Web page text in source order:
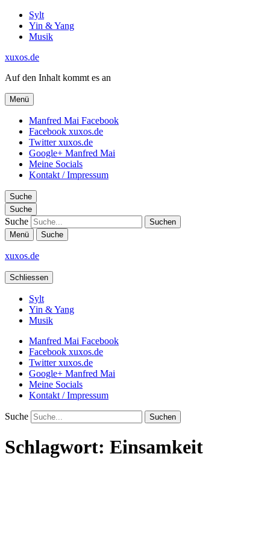
Sylt
Yin & Yang
Musik
xuxos.de
Auf den Inhalt kommt es an
Menü
Manfred Mai Facebook
Facebook xuxos.de
Twitter xuxos.de
Google+ Manfred Mai
Meine Socials
Kontakt / Impressum
Suche
Suche
Suche
Menü Suche
xuxos.de
Schliessen
Sylt
Yin & Yang
Musik
Manfred Mai Facebook
Facebook xuxos.de
Twitter xuxos.de
Google+ Manfred Mai
Meine Socials
Kontakt / Impressum
Suche
Schlagwort: Einsamkeit